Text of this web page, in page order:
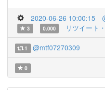
2020-06-26 10:00:15
3
0.000 リツイート
1 @mtf07270309
0